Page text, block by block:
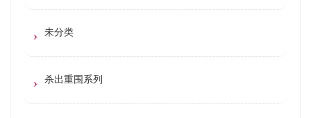
未分类
杀出重围系列